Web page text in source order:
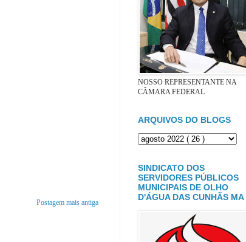
Postagem mais antiga
NOSSO REPRESENTANTE NA
CÂMARA FEDERAL
ARQUIVOS DO BLOGS
SINDICATO DOS
SERVIDORES PÚBLICOS
MUNICIPAIS DE OLHO
D'ÁGUA DAS CUNHÃS MA